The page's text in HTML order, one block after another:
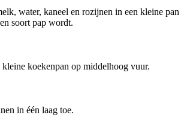
water, kaneel en rozijnen in een kleine pan
soort pap wordt.
kleine koekenpan op middelhoog vuur.
in één laag toe.